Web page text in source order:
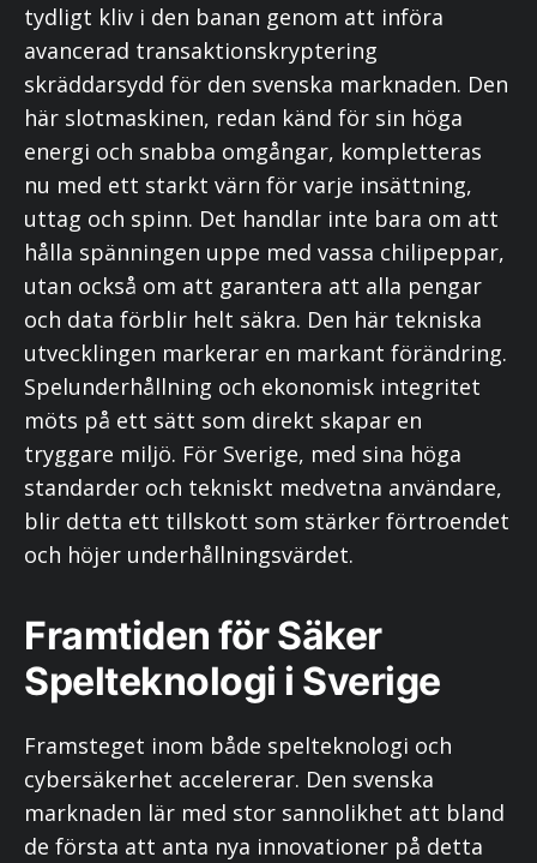
tydligt kliv i den banan genom att införa
avancerad transaktionskryptering
skräddarsydd för den svenska marknaden. Den
här slotmaskinen, redan känd för sin höga
energi och snabba omgångar, kompletteras
nu med ett starkt värn för varje insättning,
uttag och spinn. Det handlar inte bara om att
hålla spänningen uppe med vassa chilipeppar,
utan också om att garantera att alla pengar
och data förblir helt säkra. Den här tekniska
utvecklingen markerar en markant förändring.
Spelunderhållning och ekonomisk integritet
möts på ett sätt som direkt skapar en
tryggare miljö. För Sverige, med sina höga
standarder och tekniskt medvetna användare,
blir detta ett tillskott som stärker förtroendet
och höjer underhållningsvärdet.
Framtiden för Säker
Spelteknologi i Sverige
Framsteget inom både spelteknologi och
cybersäkerhet accelererar. Den svenska
marknaden lär med stor sannolikhet att bland
de första att anta nya innovationer på detta